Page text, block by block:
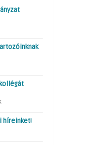
híreinket!